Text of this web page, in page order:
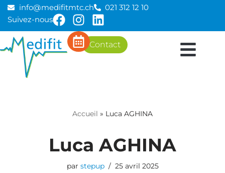
au
contenu
info@medifitmtc.ch
021 312 12 10
Suivez-nous
Contact
Accueil » Luca AGHINA
Luca AGHINA
par stepup 25 avril 2025